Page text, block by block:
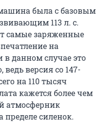
была с базовым
113 л. с.
самые заряженные
на
данном случае это
версия со 147-
на 110 тысяч
кажется более чем
атмосферник
пределе силенок.